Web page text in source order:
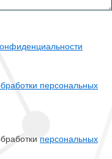
персональных
персональных